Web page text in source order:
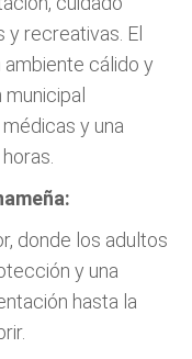
recreativas. El
cálido y
y una
donde los adultos
y una
hasta la